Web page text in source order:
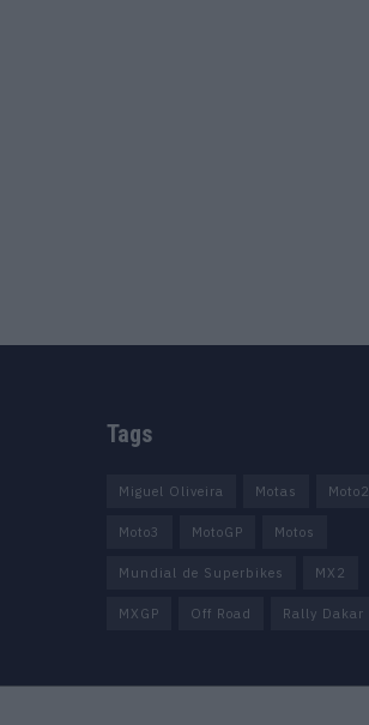
Tags
Miguel Oliveira Motas Moto2
Moto3 MotoGP Motos
Mundial de Superbikes MX2
MXGP Off Road Rally Dakar